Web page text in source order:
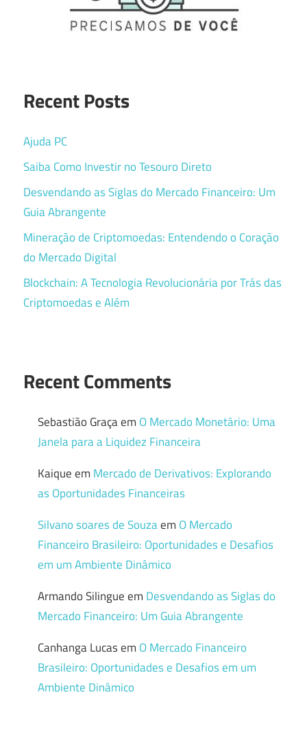
Recent Posts
Ajuda PC
Saiba Como Investir no Tesouro Direto
Desvendando as Siglas do Mercado Financeiro: Um
Guia Abrangente
Mineração de Criptomoedas: Entendendo o Coração
do Mercado Digital
Blockchain: A Tecnologia Revolucionária por Trás das
Criptomoedas e Além
Recent Comments
Sebastião Graçaem O Mercado Monetário: Uma
Janela para a Liquidez Financeira
Kaiqueem Mercado de Derivativos: Explorando
as Oportunidades Financeiras
Silvano soares de Souzaem O Mercado
Financeiro Brasileiro: Oportunidades e Desafios
em um Ambiente Dinâmico
Armando Silingueem Desvendando as Siglas do
Mercado Financeiro: Um Guia Abrangente
Canhanga Lucasem O Mercado Financeiro
Brasileiro: Oportunidades e Desafios em um
Ambiente Dinâmico